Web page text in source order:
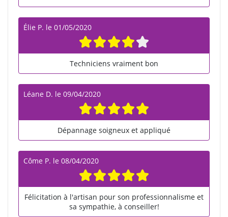
Élie P. le 01/05/2020
Techniciens vraiment bon
Léane D. le 09/04/2020
Dépannage soigneux et appliqué
Côme P. le 08/04/2020
Félicitation à l'artisan pour son professionnalisme et
sa sympathie, à conseiller!